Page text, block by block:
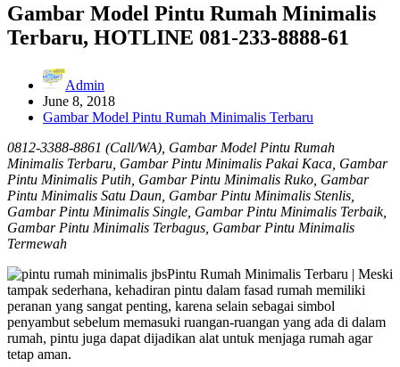
Gambar Model Pintu Rumah Minimalis
Terbaru, HOTLINE 081-233-8888-61
Admin
June 8, 2018
Gambar Model Pintu Rumah Minimalis Terbaru
0812-3388-8861 (Call/WA), Gambar Model Pintu Rumah
Minimalis Terbaru, Gambar Pintu Minimalis Pakai Kaca, Gambar
Pintu Minimalis Putih, Gambar Pintu Minimalis Ruko, Gambar
Pintu Minimalis Satu Daun, Gambar Pintu Minimalis Stenlis,
Gambar Pintu Minimalis Single, Gambar Pintu Minimalis Terbaik,
Gambar Pintu Minimalis Terbagus, Gambar Pintu Minimalis
Termewah
Pintu Rumah Minimalis Terbaru | Meski
tampak sederhana, kehadiran pintu dalam fasad rumah memiliki
peranan yang sangat penting, karena selain sebagai simbol
penyambut sebelum memasuki ruangan-ruangan yang ada di dalam
rumah, pintu juga dapat dijadikan alat untuk menjaga rumah agar
tetap aman.